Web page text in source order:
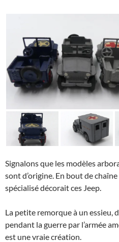
Signalons que les modèles
sont d’origine. En bout de
spécialisé décorait ces Jeep.
La petite remorque à un essieu,
pendant la guerre par l’armée
est une vraie création.